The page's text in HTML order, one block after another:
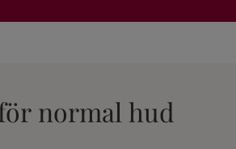
normal hud